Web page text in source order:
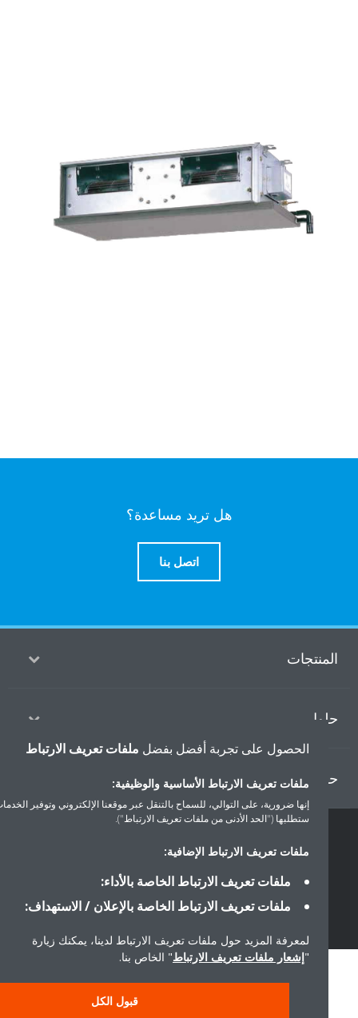
هل تريد مساعدة؟
اتصل بنا
دايكن
إشعار ملف تعريف الارتباط
سياسة خصوصية البيانات
الحصول على تجربة أفضل بفضلملفات تعريف الارتباط
ملفات تعريف الارتباط الأساسية والوظيفية:
إنها ضرورية، على التوالي، للسماح بالتنقل عبر موقعنا الإلكتروني وتوفير الخدمات التي
ستطلبها ("الحد الأدنى من ملفات تعريف الارتباط").
ملفات تعريف الارتباط الإضافية:
ملفات تعريف الارتباط الخاصة بالأداء:
ملفات تعريف الارتباط الخاصة بالإعلان / الاستهداف:
لمعرفة المزيد حول ملفات تعريف الارتباط لدينا، يمكنك زيارة
إشعار ملفات تعريف الارتباط" الخاص بنا.
قبول الكل